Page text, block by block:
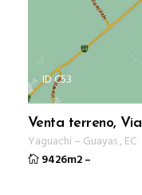
ID C53
Venta terreno,
Yaguachi – Guayas, EC
9426m2–